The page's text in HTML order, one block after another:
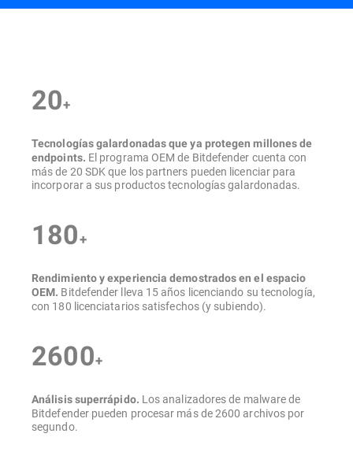
20+
Tecnologías galardonadas que ya protegen millones de
endpoints. El programa OEM de Bitdefender cuenta con
más de 20 SDK que los partners pueden licenciar para
incorporar a sus productos tecnologías galardonadas.
180+
Rendimiento y experiencia demostrados en el espacio
OEM. Bitdefender lleva 15 años licenciando su tecnología,
con 180 licenciatarios satisfechos (y subiendo).
2600+
Análisis superrápido. Los analizadores de malware de
Bitdefender pueden procesar más de 2600 archivos por
segundo.